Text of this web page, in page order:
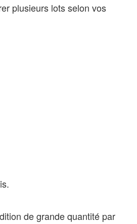
plusieurs lots selon vos
de grande quantité par